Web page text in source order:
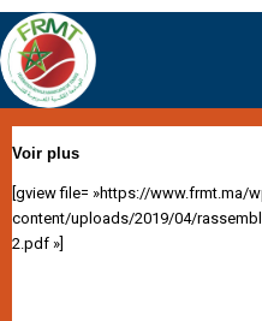
Voir plus
[gview file= »https://www.frmt.ma/
content/uploads/2019/04/
2.pdf »]